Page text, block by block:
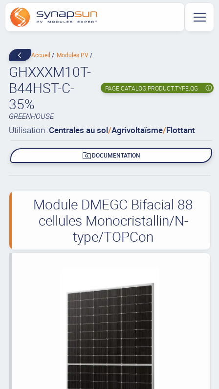
Accueil Modules PV
GHXXXM10T-
B44HST-C-
35%
PAGE.CATALOG.PRODUCT.TYPE.QG
GREENHOUSE
Utilisation :Centrales au sol/Agrivoltaïsme/Flottant
DOCUMENTATION
Module DMEGC Bifacial 88
cellules Monocristallin/N-
type/TOPCon